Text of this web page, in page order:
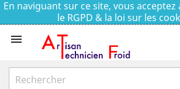
En naviguant sur ce site, vous
le RGPD & la loi sur les
